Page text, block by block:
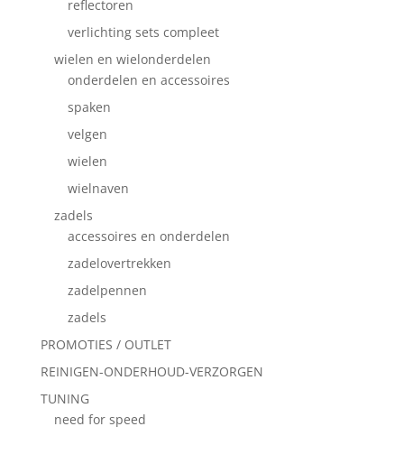
reflectoren
verlichting sets compleet
wielen en wielonderdelen
onderdelen en accessoires
spaken
velgen
wielen
wielnaven
zadels
accessoires en onderdelen
zadelovertrekken
zadelpennen
zadels
PROMOTIES / OUTLET
REINIGEN-ONDERHOUD-VERZORGEN
TUNING
need for speed